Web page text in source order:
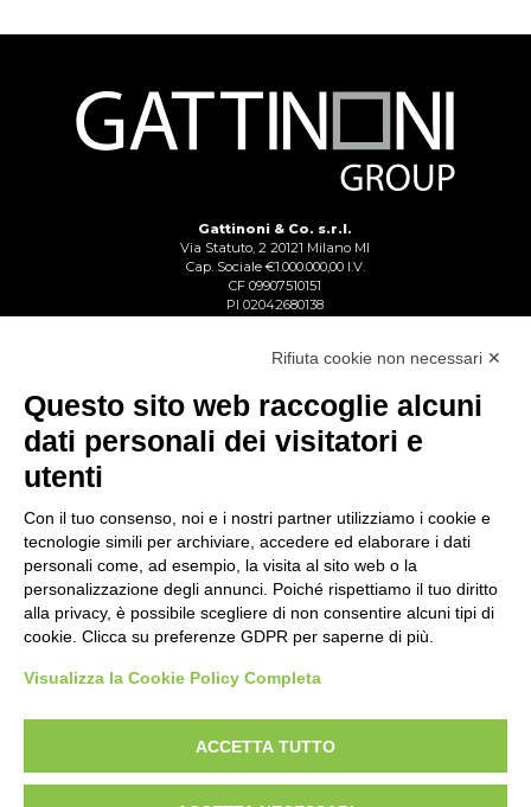
Gattinoni & Co. s.r.l.
Via Statuto, 2 20121 Milano MI
Cap. Sociale €1.000.000,00 I.V.
CF 09907510151
PI 02042680138
Copyright © Gattinoni & Co. s.r.l. All rights reserved
Rifiuta cookie non necessari ✕
Questo sito web raccoglie alcuni
dati personali dei visitatori e
utenti
Con il tuo consenso, noi e i nostri partner utilizziamo i cookie e
tecnologie simili per archiviare, accedere ed elaborare i dati
personali come, ad esempio, la visita al sito web o la
personalizzazione degli annunci. Poiché rispettiamo il tuo diritto
alla privacy, è possibile scegliere di non consentire alcuni tipi di
cookie. Clicca su preferenze GDPR per saperne di più.
Visualizza la Cookie Policy Completa
ACCETTA TUTTO